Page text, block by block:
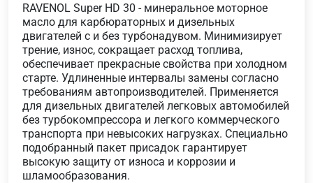
RAVENOL Super HD 30 - минеральное моторное
масло для карбюраторных и дизельных
двигателей с и без турбонадувом. Минимизирует
трение, износ, сокращает расход топлива,
обеспечивает прекрасные свойства при холодном
старте. Удлиненные интервалы замены согласно
требованиям автопроизводителей. Применяется
для дизельных двигателей легковых автомобилей
без турбокомпрессора и легкого коммерческого
транспорта при невысоких нагрузках. Специально
подобранный пакет присадок гарантирует
высокую защиту от износа и коррозии и
шламообразования.